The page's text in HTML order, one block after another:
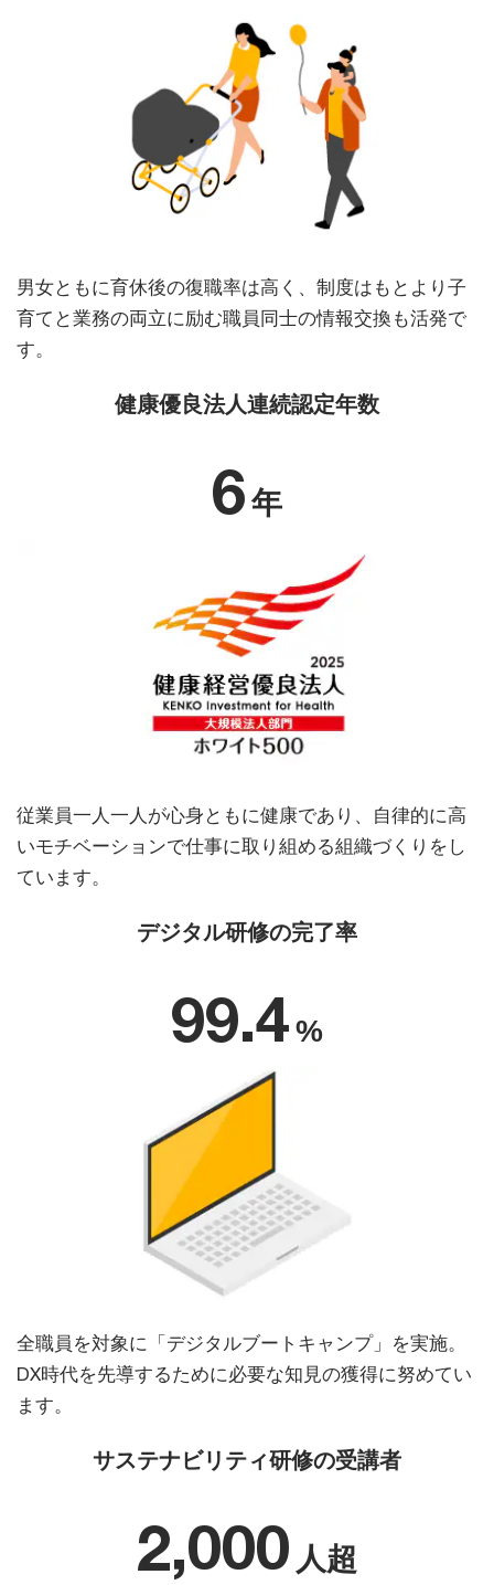
男女ともに育休後の復職率は高く、制度はもとより子
育てと業務の両立に励む職員同士の情報交換も活発で
す。
健康優良法人連続認定年数
6年
従業員一人一人が心身ともに健康であり、自律的に高
いモチベーションで仕事に取り組める組織づくりをし
ています。
デジタル研修の完了率
99.4%
全職員を対象に「デジタルブートキャンプ」を実施。
DX時代を先導するために必要な知見の獲得に努めてい
ます。
サステナビリティ研修の受講者
2,000 人超